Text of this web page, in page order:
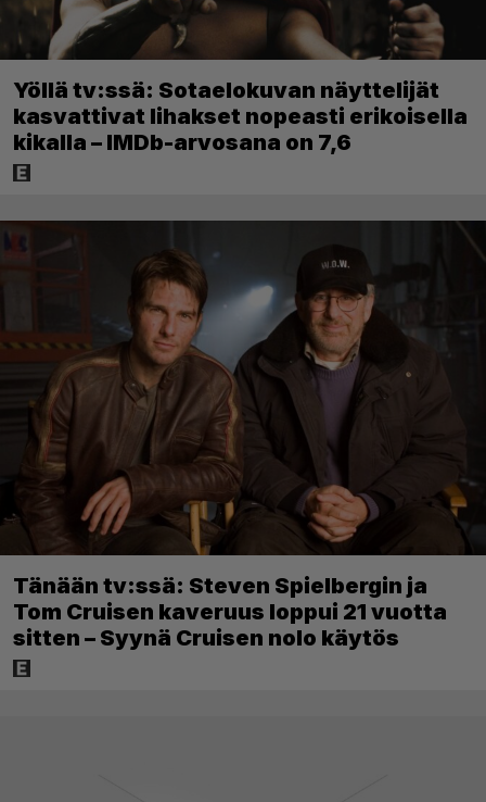
Yöllä tv:ssä: Sotaelokuvan näyttelijät
kasvattivat lihakset nopeasti erikoisella
kikalla – IMDb-arvosana on 7,6
Tänään tv:ssä: Steven Spielbergin ja
Tom Cruisen kaveruus loppui 21 vuotta
sitten – Syynä Cruisen nolo käytös